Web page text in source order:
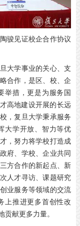
骏见证校企合作协议
大学事业的关心、支
合作，是区、校、企
举措，更是为服务国
高地建设开展的长远
，复旦大学秉承服务
大学开放、智力等优
，努力将学校打造成
府、学校、企业共同
方合作的新起点、新
人才寻访、课题研究
业服务等领域的交流
上推进更多首创性改
贡献更多力量。